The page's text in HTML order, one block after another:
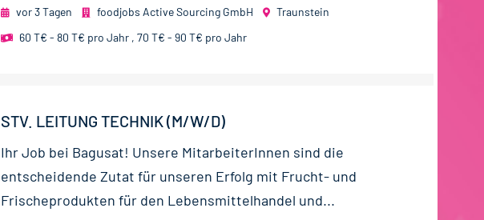
vor 3 Tagen foodjobs Active Sourcing GmbH
Traunstein
60 T€ - 80 T€ pro Jahr , 70 T€ - 90 T€ pro Jahr
STV. LEITUNG TECHNIK (M/W/D)
Ihr Job bei Bagusat! Unsere MitarbeiterInnen sind die
entscheidende Zutat für unseren Erfolg mit Frucht- und
Frischeprodukten für den Lebensmittelhandel und...